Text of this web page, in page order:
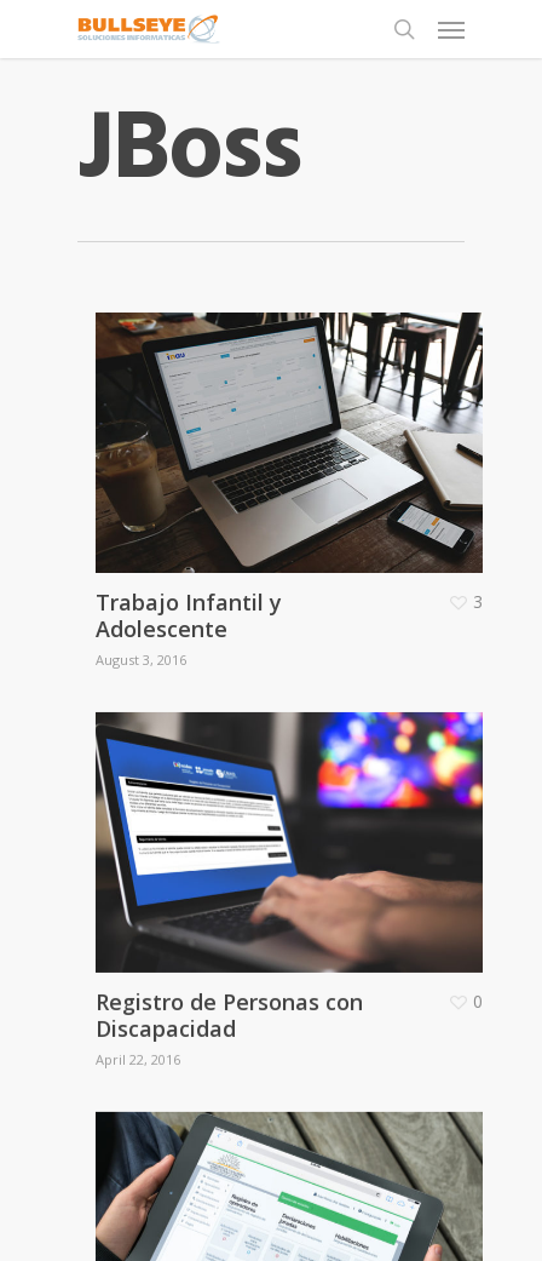
JBoss
Trabajo Infantil y
Adolescente
August 3, 2016
3
Registro de Personas con
Discapacidad
April 22, 2016
0